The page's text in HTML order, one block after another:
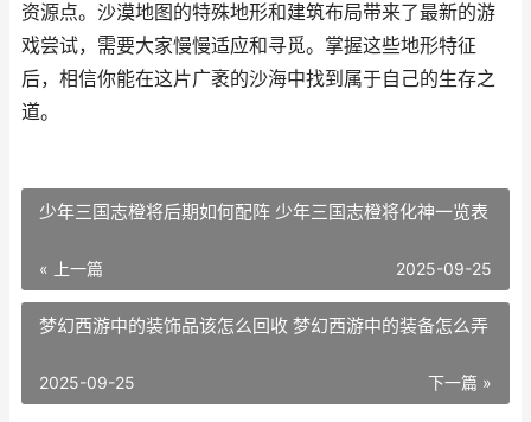
资源点。沙漠地图的特殊地形和建筑布局带来了最新的游
戏尝试，需要大家慢慢适应和寻觅。掌握这些地形特征
后，相信你能在这片广袤的沙海中找到属于自己的生存之
道。
少年三国志橙将后期如何配阵 少年三国志橙将化神一览表
« 上一篇 2025-09-25
梦幻西游中的装饰品该怎么回收 梦幻西游中的装备怎么弄
下一篇 »
2025-09-25